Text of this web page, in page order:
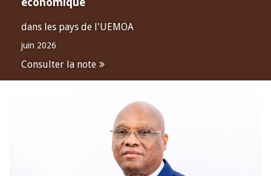
dans les pays de l'UEMOA
juin 2026
Consulter la note